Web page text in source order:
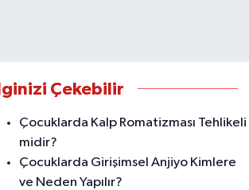
Çekebilir
Çocuklarda Kalp Romatizması Tehlikeli
midir?
Çocuklarda Girişimsel Anjiyo Kimlere
ve Neden Yapılır?